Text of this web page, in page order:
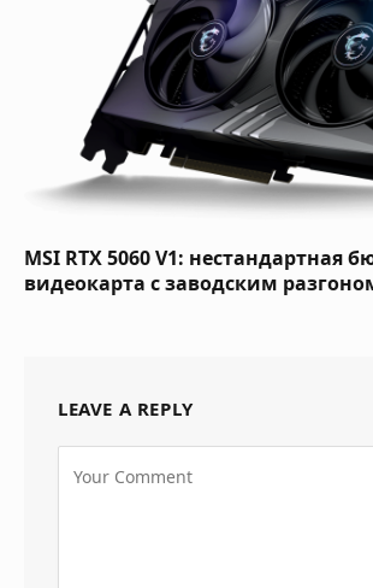
MSI RTX 5060 V1: нестандартная
видеокарта с заводским
LEAVE A REPLY